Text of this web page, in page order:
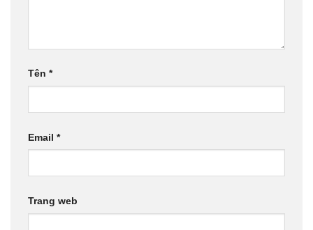
Tên *
Email *
Trang web